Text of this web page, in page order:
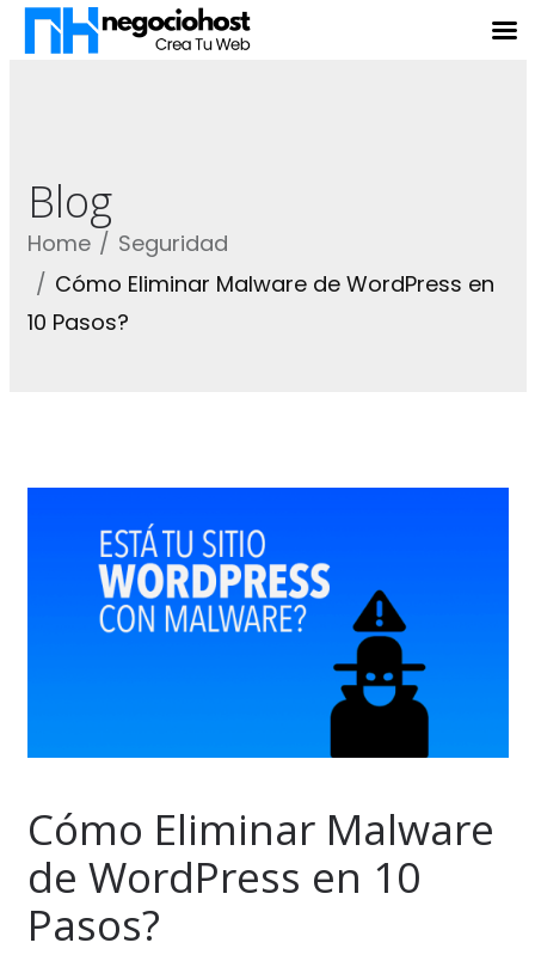
Blog
Home
Seguridad
Cómo Eliminar Malware de WordPress en
10 Pasos?
Cómo Eliminar Malware
de WordPress en 10
Pasos?